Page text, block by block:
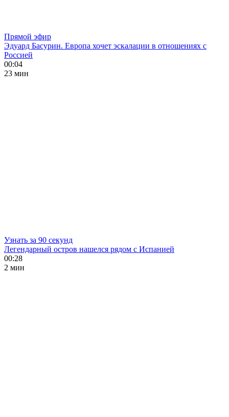
Прямой эфир
Эдуард Басурин. Европа хочет эскалации в отношениях с
Россией
00:04
23 мин
Узнать за 90 секунд
Легендарный остров нашелся рядом с Испанией
00:28
2 мин